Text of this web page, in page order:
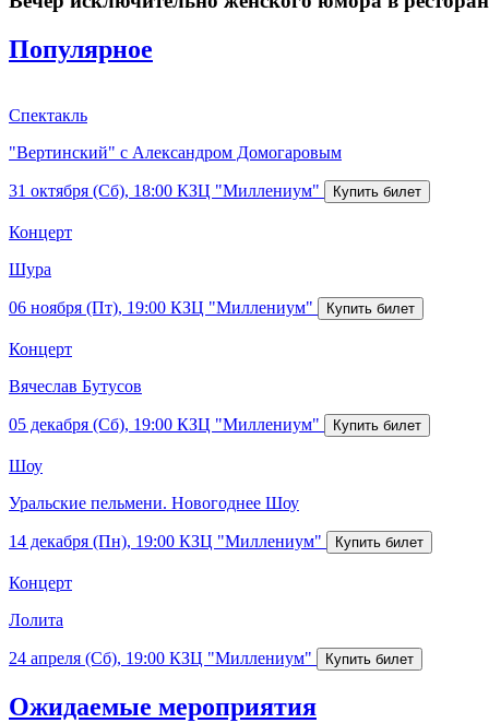
Популярное
Спектакль
"Вертинский" с Александром Домогаровым
31 октября (Сб), 18:00 КЗЦ "Миллениум"
Концерт
Шура
06 ноября (Пт), 19:00 КЗЦ "Миллениум"
Концерт
Вячеслав Бутусов
05 декабря (Сб), 19:00 КЗЦ "Миллениум"
Шоу
Уральские пельмени. Новогоднее Шоу
14 декабря (Пн), 19:00 КЗЦ "Миллениум"
Концерт
Лолита
24 апреля (Сб), 19:00 КЗЦ "Миллениум"
Ожидаемые мероприятия